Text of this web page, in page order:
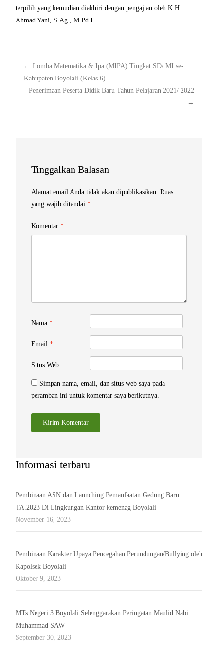
terpilih yang kemudian diakhiri dengan pengajian oleh K.H.
Ahmad Yani, S.Ag., M.Pd.I.
Post
← Lomba Matematika & Ipa (MIPA) Tingkat SD/ MI se-
Kabupaten Boyolali (Kelas 6)
Penerimaan Peserta Didik Baru Tahun Pelajaran 2021/ 2022
→
Tinggalkan Balasan
Alamat email Anda tidak akan dipublikasikan. Ruas
yang wajib ditandai *
Komentar *
Nama *
Email *
Situs Web
Simpan nama, email, dan situs web saya pada
peramban ini untuk komentar saya berikutnya.
Informasi terbaru
Pembinaan ASN dan Launching Pemanfaatan Gedung Baru
TA.2023 Di Lingkungan Kantor kemenag Boyolali
November 16, 2023
Pembinaan Karakter Upaya Pencegahan Perundungan/Bullying oleh
Kapolsek Boyolali
Oktober 9, 2023
MTs Negeri 3 Boyolali Selenggarakan Peringatan Maulid Nabi
Muhammad SAW
September 30, 2023